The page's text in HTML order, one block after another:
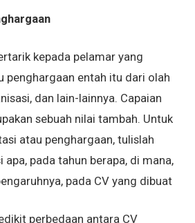
kepada pelamar yang
penghargaan entah itu dari olah
dan lain-lainnya. Capaian
sebuah nilai tambah. Untuk
atau penghargaan, tulislah
pada tahun berapa, di mana,
pada CV yang dibuat
perbedaan antara CV